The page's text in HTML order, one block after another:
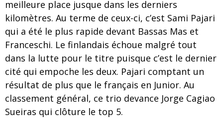
meilleure place jusque dans les derniers
kilomètres. Au terme de ceux-ci, c’est Sami Pajari
qui a été le plus rapide devant Bassas Mas et
Franceschi. Le finlandais échoue malgré tout
dans la lutte pour le titre puisque c’est le dernier
cité qui empoche les deux. Pajari comptant un
résultat de plus que le français en Junior. Au
classement général, ce trio devance Jorge Cagiao
Sueiras qui clôture le top 5.